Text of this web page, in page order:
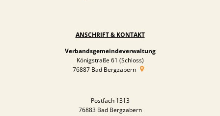
ANSCHRIFT & KONTAKT
Verbandsgemeindeverwaltung
Königstraße 61 (Schloss)
76887 Bad Bergzabern
Postfach 1313
76883 Bad Bergzabern